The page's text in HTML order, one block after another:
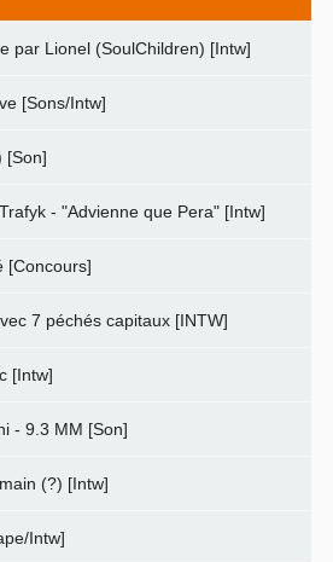
par Lionel (SoulChildren) [Intw]
[Sons/Intw]
[Son]
- "Advienne que Pera" [Intw]
[Concours]
7 péchés capitaux [INTW]
[Intw]
- 9.3 MM [Son]
(?) [Intw]
Intw]